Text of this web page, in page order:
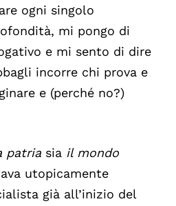
ogni singolo
mi pongo di
e mi sento di dire
incorre chi prova e
e (perché no?)
patria sia il mondo
utopicamente
già all’inizio del